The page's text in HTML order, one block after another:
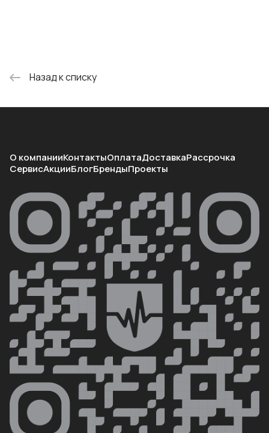
Назад к списку
О компанииКонтактыОплатаДоставкаРассрочка
СервисАкцииБлогБрендыПроекты